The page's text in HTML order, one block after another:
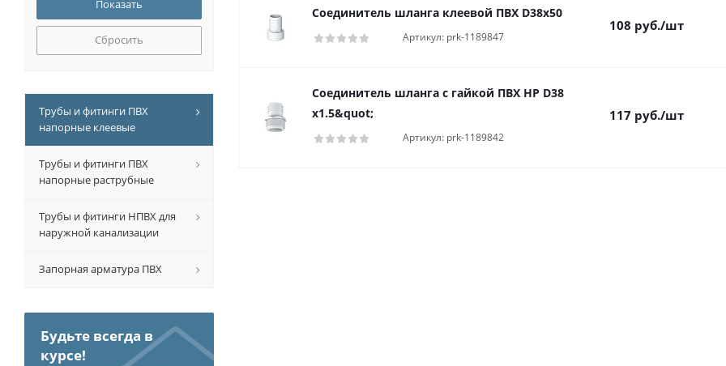
Соединитель шланга клеевой ПВХ D38х50
Артикул: prk-1189847
108 руб./шт
Соединитель шланга с гайкой ПВХ НР D38
х1.5&quot;
Артикул: prk-1189842
117 руб./шт
Сбросить
Трубы и фитинги ПВХ
напорные клеевые
Трубы и фитинги ПВХ
напорные раструбные
Трубы и фитинги НПВХ для
наружной канализации
Запорная арматура ПВХ
Будьте всегда в
курсе!